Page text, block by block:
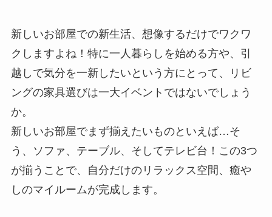
新しいお部屋での新生活、想像するだけでワクワ
クしますよね！特に一人暮らしを始める方や、引
越しで気分を一新したいという方にとって、リビ
ングの家具選びは一大イベントではないでしょう
か。
新しいお部屋でまず揃えたいものといえば…そ
う、ソファ、テーブル、そしてテレビ台！この3つ
が揃うことで、自分だけのリラックス空間、癒や
しのマイルームが完成します。